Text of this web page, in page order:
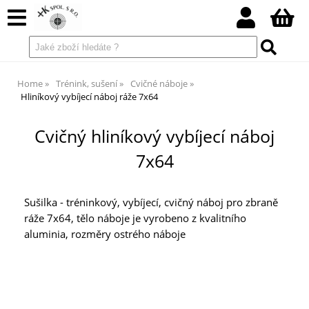
Home Trénink, sušení
Cvičné náboje
Hliníkový vybíjecí náboj ráže 7x64
Cvičný hliníkový vybíjecí náboj
7x64
Sušilka - tréninkový, vybíjecí, cvičný náboj pro zbraně
ráže 7x64, tělo náboje je vyrobeno z kvalitního
aluminia, rozměry ostrého náboje